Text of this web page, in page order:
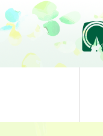
ペ
ー
ジ
メ
ニ
ュ
て